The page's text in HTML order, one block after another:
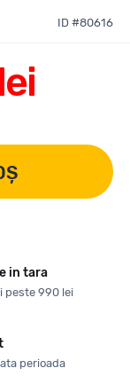
ID #80616
lei
in tara
peste 990 lei
perioada